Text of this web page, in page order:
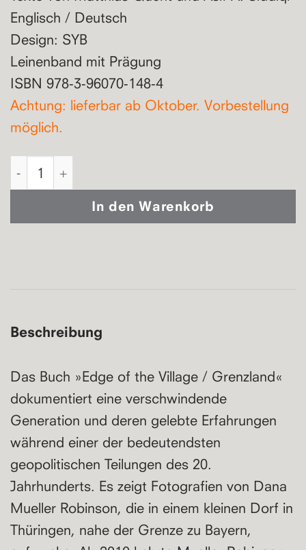
Englisch / Deutsch
Design: SYB
Leinenband mit Prägung
ISBN 978-3-96070-148-4
Achtung: lieferbar ab Oktober. Vorbestellung
möglich.
Dana Mueller Robinson | Edge of the Village/
In den Warenkorb
Beschreibung
Das Buch »Edge of the Village / Grenzland«
dokumentiert eine verschwindende
Generation und deren gelebte Erfahrungen
während einer der bedeutendsten
geopolitischen Teilungen des 20.
Jahrhunderts. Es zeigt Fotografien von Dana
Mueller Robinson, die in einem kleinen Dorf in
Thüringen, nahe der Grenze zu Bayern,